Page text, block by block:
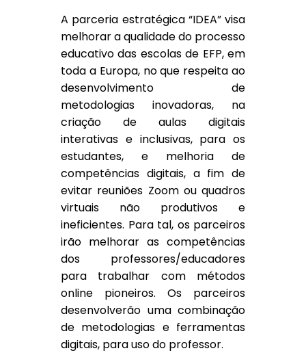
A parceria estratégica “IDEA” visa
melhorar a qualidade do processo
educativo das escolas de EFP, em
toda a Europa, no que respeita ao
desenvolvimento de
metodologias inovadoras, na
criação de aulas digitais
interativas e inclusivas, para os
estudantes, e melhoria de
competências digitais, a fim de
evitar reuniões Zoom ou quadros
virtuais não produtivos e
ineficientes. Para tal, os parceiros
irão melhorar as competências
dos professores/educadores
para trabalhar com métodos
online pioneiros. Os parceiros
desenvolverão uma combinação
de metodologias e ferramentas
digitais, para uso do professor.